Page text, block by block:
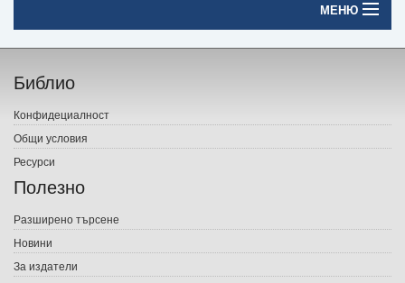
МЕНЮ
Начало
Печатни книги
Електронни книги
Е-списания
Подаръци
Библио
Конфидециалност
Общи условия
Ресурси
Полезно
Разширено търсене
Новини
За издатели